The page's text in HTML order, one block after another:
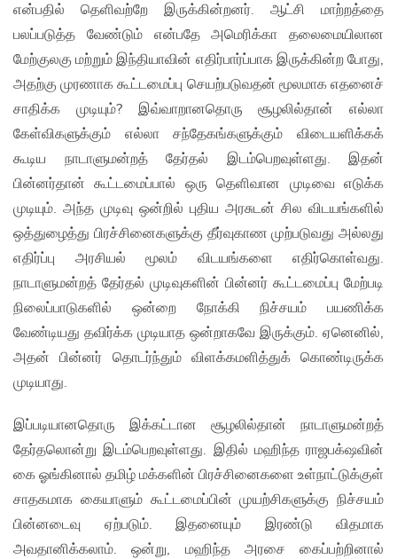
என்பதில் தெளிவற்றே இருக்கின்றனர். ஆட்சி மாற்றத்தை
பலப்படுத்த வேண்டும் என்பதே அமெரிக்கா தலைமையிலான
மேற்குலகு மற்றும் இந்தியாவின் எதிர்பார்ப்பாக இருக்கின்ற போது,
அதற்கு முரணாக கூட்டமைப்பு செயற்படுவதன் மூலமாக எதனைச்
சாதிக்க முடியும்? இவ்வாறானதொரு சூழலில்தான் எல்லா
கேள்விகளுக்கும் எல்லா சந்தேகங்களுக்கும் விடையளிக்கக்
கூடிய நாடாளுமன்றத் தேர்தல் இடம்பெறவுள்ளது. இதன்
பின்னர்தான் கூட்டமைப்பால் ஒரு தெளிவான முடிவை எடுக்க
முடியும். அந்த முடிவு ஒன்றில் புதிய அரசுடன் சில விடயங்களில்
ஒத்துழைத்து பிரச்சினைகளுக்கு தீர்வுகாண முற்படுவது அல்லது
எதிர்ப்பு அரசியல் மூலம் விடயங்களை எதிர்கொள்வது.
நாடாளுமன்றத் தேர்தல் முடிவுகளின் பின்னர் கூட்டமைப்பு மேற்படி
நிலைப்பாடுகளில் ஒன்றை நோக்கி நிச்சயம் பயணிக்க
வேண்டியது தவிர்க்க முடியாத ஒன்றாகவே இருக்கும். ஏனெனில்,
அதன் பின்னர் தொடர்ந்தும் விளக்கமளித்துக் கொண்டிருக்க
முடியாது.
இப்படியானதொரு இக்கட்டான சூழலில்தான் நாடாளுமன்றத்
தேர்தலொன்று இடம்பெறவுள்ளது. இதில் மஹிந்த ராஜபக்‌ஷவின்
கை ஓங்கினால் தமிழ் மக்களின் பிரச்சினைகளை உள்நாட்டுக்குள்
சாதகமாக கையாளும் கூட்டமைப்பின் முயற்சிகளுக்கு நிச்சயம்
பின்னடைவு ஏற்படும். இதனையும் இரண்டு விதமாக
அவதானிக்கலாம். ஒன்று, மஹிந்த அரசை கைப்பற்றினால்